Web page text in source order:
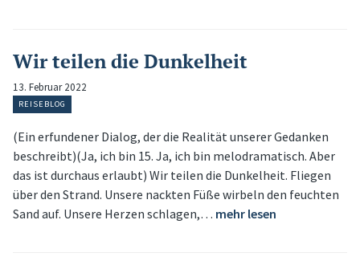
Wir teilen die Dunkelheit
13. Februar 2022
REISEBLOG
(Ein erfundener Dialog, der die Realität unserer Gedanken
beschreibt)(Ja, ich bin 15. Ja, ich bin melodramatisch. Aber
das ist durchaus erlaubt) Wir teilen die Dunkelheit. Fliegen
über den Strand. Unsere nackten Füße wirbeln den feuchten
Sand auf. Unsere Herzen schlagen,… mehr lesen